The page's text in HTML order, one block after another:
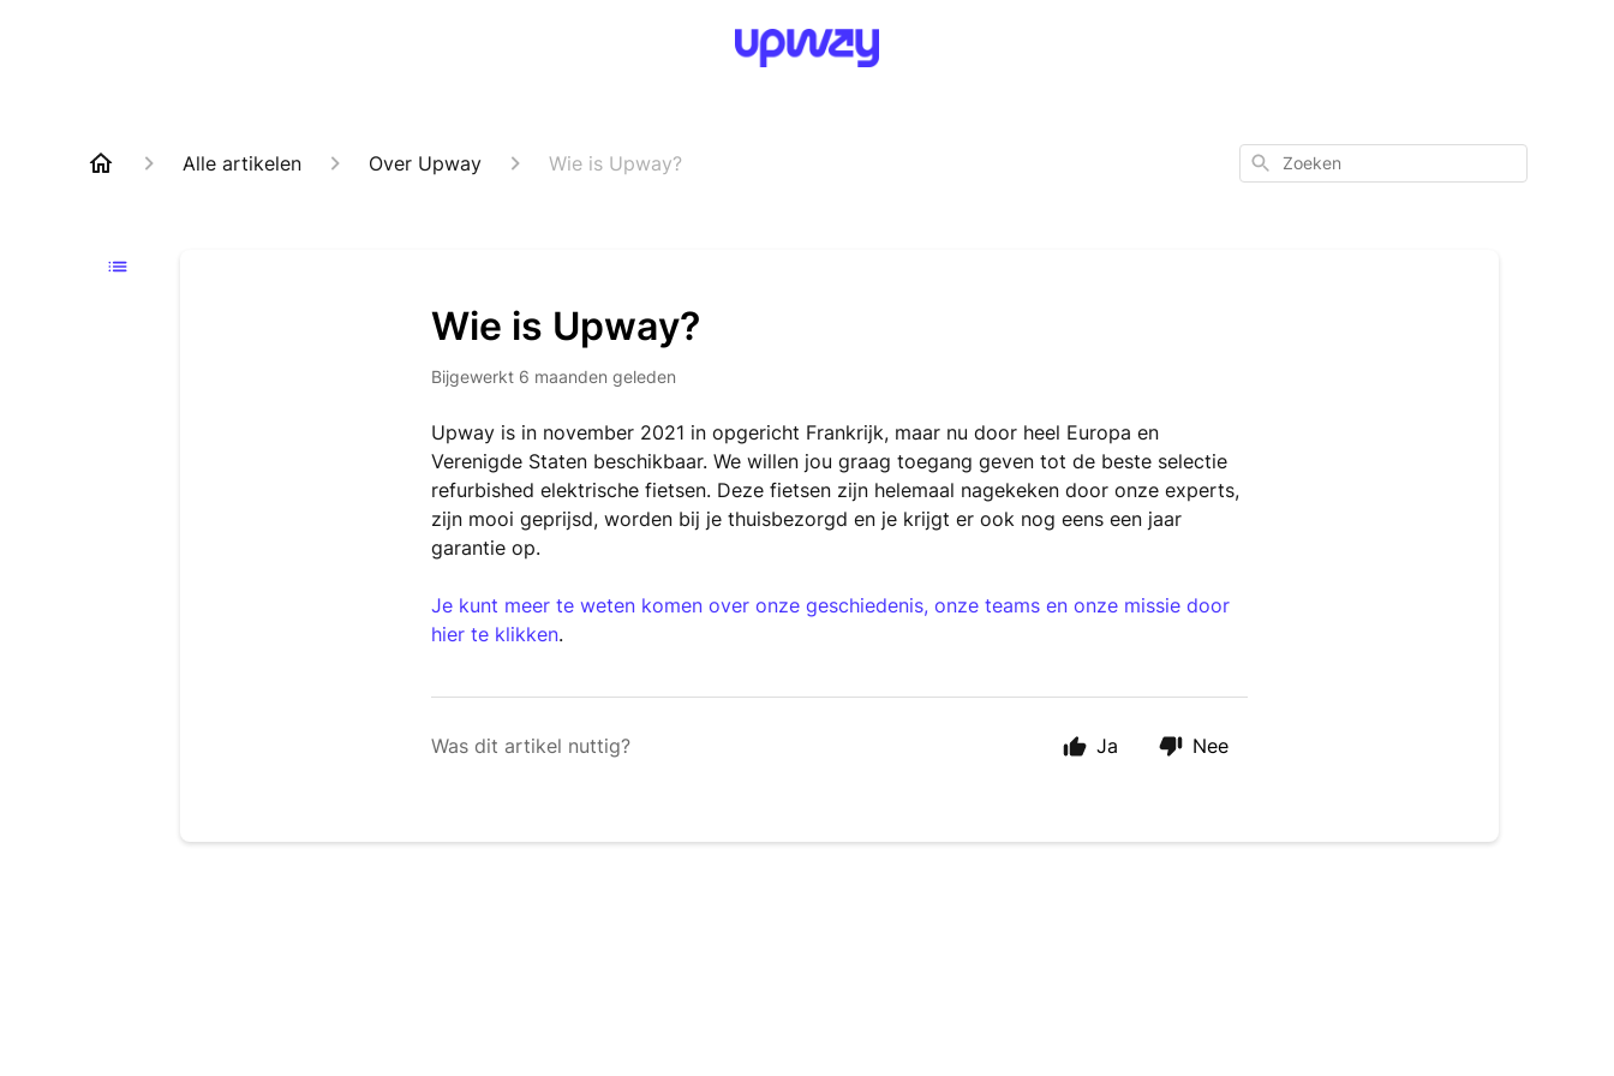
Alle artikelen Over Upway Wie is Upway? Zoeken
Wie is Upway?
Bijgewerkt 6 maanden geleden
Upway is in november 2021 in opgericht Frankrijk, maar nu door heel Europa en
Verenigde Staten beschikbaar. We willen jou graag toegang geven tot de beste selectie
refurbished elektrische fietsen. Deze fietsen zijn helemaal nagekeken door onze experts,
zijn mooi geprijsd, worden bij je thuisbezorgd en je krijgt er ook nog eens een jaar
garantie op.
Je kunt meer te weten komen over onze geschiedenis, onze teams en onze missie door
hier te klikken.
Was dit artikel nuttig? Ja Nee